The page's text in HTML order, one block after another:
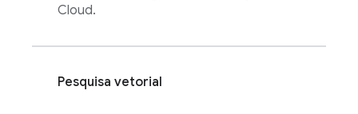
Cloud.
Pesquisa vetorial